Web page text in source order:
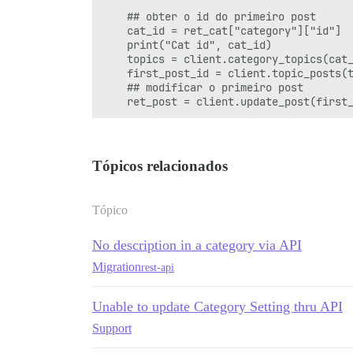
    ## obter o id do primeiro post
    cat_id = ret_cat["category"]["id"]
    print("Cat id", cat_id)
topics =
first_post_id =
    ## modificar o primeiro post
Tópicos relacionados
Tópico
No description in a category via API
Migrationrest-api
Unable to update Category Setting thru API
Support